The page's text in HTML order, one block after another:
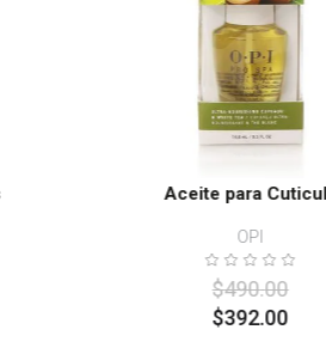
Aceite para
OPI
$490.00
$392.00